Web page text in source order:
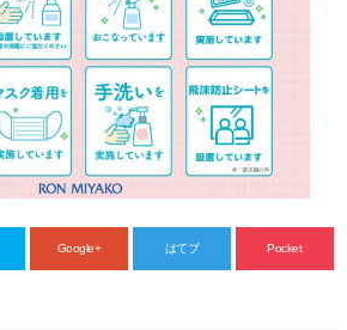
Google+ はてブ Pocket